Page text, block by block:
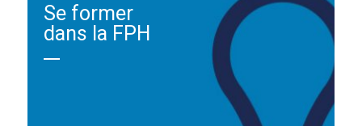
Se former
dans la FPH